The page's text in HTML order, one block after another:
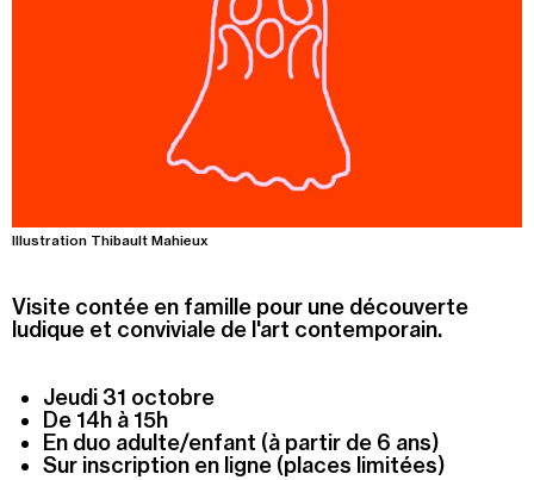
Trevor Yeung, "Jardin des neuf soleils"
Blackground : murmures des mornes
Alexandra Bircken, SomaSemaSoma
Visite de "Blackground : murmures des mornes"
Mercredi 05 août
- 6 ans
16h30-17h30
Visite ludique "Jardin des neufs soleils". Pour les
Illustration Thibault Mahieux
Visite contée en famille pour une découverte
ludique et conviviale de l'art contemporain.
Jeudi 31 octobre
De 14h à 15h
En duo adulte/enfant (à partir de 6 ans)
Sur inscription en ligne (places limitées)